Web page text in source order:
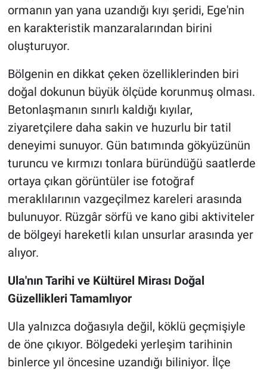
ormanın yan yana uzandığı kıyı şeridi, Ege'nin
en karakteristik manzaralarından birini
oluşturuyor.
Bölgenin en dikkat çeken özelliklerinden biri
doğal dokunun büyük ölçüde korunmuş olması.
Betonlaşmanın sınırlı kaldığı kıyılar,
ziyaretçilere daha sakin ve huzurlu bir tatil
deneyimi sunuyor. Gün batımında gökyüzünün
turuncu ve kırmızı tonlara büründüğü saatlerde
ortaya çıkan görüntüler ise fotoğraf
meraklılarının vazgeçilmez kareleri arasında
bulunuyor. Rüzgâr sörfü ve kano gibi aktiviteler
de bölgeyi hareketli kılan unsurlar arasında yer
alıyor.
Ula'nın Tarihi ve Kültürel Mirası Doğal
Güzellikleri Tamamlıyor
Ula yalnızca doğasıyla değil, köklü geçmişiyle
de öne çıkıyor. Bölgedeki yerleşim tarihinin
binlerce yıl öncesine uzandığı biliniyor. İlçe